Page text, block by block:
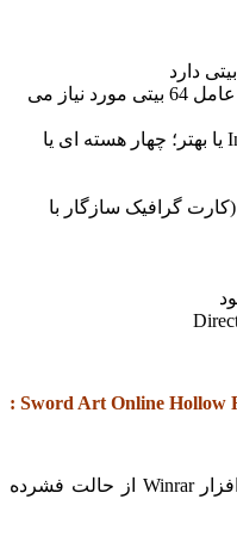
سیستم عامل: ویندوز 7/8/10 (سیستم عامل 64 بیتی مورد نیاز می
چهار هسته ای یا
گرافیک: NVIDIA GeForce GTX 760 (کارت گرافیک سازگار با
1 - فایل را دانلود کنید و توسط نرم افزار Winrar از حالت فشرده